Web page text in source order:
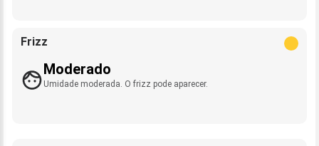
Frizz
Moderado
Umidade moderada. O frizz pode aparecer.